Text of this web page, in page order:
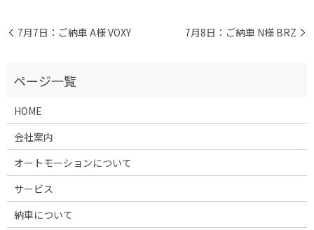
7月7日：ご納車 A様 VOXY 7月8日：ご納車 N様 BRZ
HOME
会社案内
オートモーションについて
サービス
納車について